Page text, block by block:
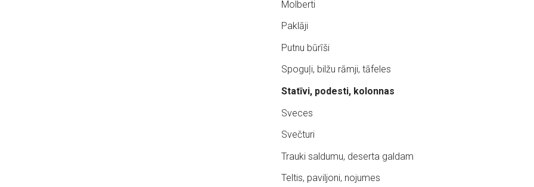
Molberti
Paklāji
Putnu būrīši
Spoguļi, bilžu rāmji, tāfeles
Statīvi, podesti, kolonnas
Sveces
Svečturi
Trauki saldumu, deserta galdam
Teltis, paviljoni, nojumes